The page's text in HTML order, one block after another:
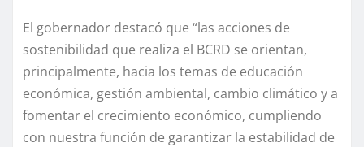
El gobernador destacó que “las acciones de
sostenibilidad que realiza el BCRD se orientan,
principalmente, hacia los temas de educación
económica, gestión ambiental, cambio climático y a
fomentar el crecimiento económico, cumpliendo
con nuestra función de garantizar la estabilidad de